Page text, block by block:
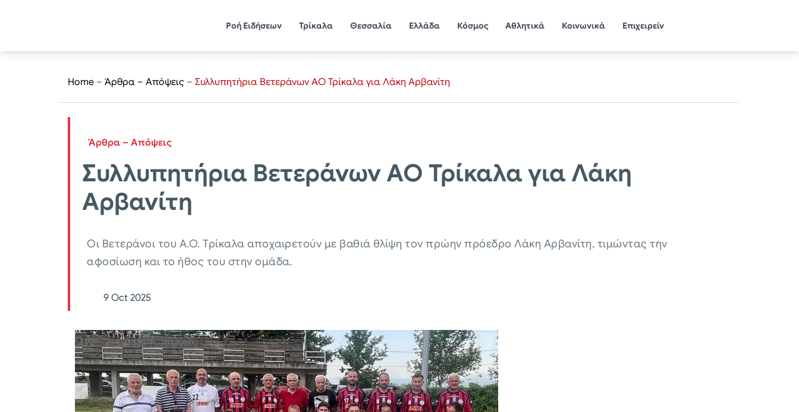
Ροή Ειδήσεων Τρίκαλα Θεσσαλία Ελλάδα Κόσμος Αθλητικά Κοινωνικά Επιχειρείν
Home – Άρθρα – Απόψεις – Συλλυπητήρια Βετεράνων ΑΟ Τρίκαλα για Λάκη Αρβανίτη
Άρθρα – Απόψεις
Συλλυπητήρια Βετεράνων ΑΟ Τρίκαλα για Λάκη
Αρβανίτη
Οι Βετεράνοι του Α.Ο. Τρίκαλα αποχαιρετούν με βαθιά θλίψη τον πρώην πρόεδρο Λάκη Αρβανίτη, τιμώντας την
αφοσίωση και το ήθος του στην ομάδα.
9 Oct 2025